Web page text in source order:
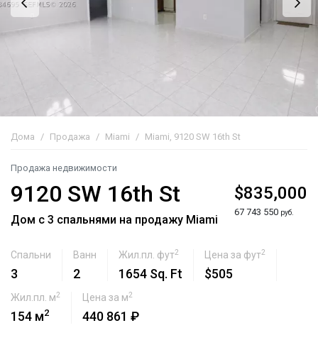
Дома Продажа Miami Miami, 9120 SW 16th St
Продажа недвижимости
9120 SW 16th St
Дом с 3 спальнями на продажу Miami
$835,000
67 743 550 руб.
Спальни
3
Ванн
2
Жил.пл. фут2
1654 Sq. Ft
Цена за фут2
$505
Жил.пл. м2
154 м2
Цена за м2
440 861 ₽